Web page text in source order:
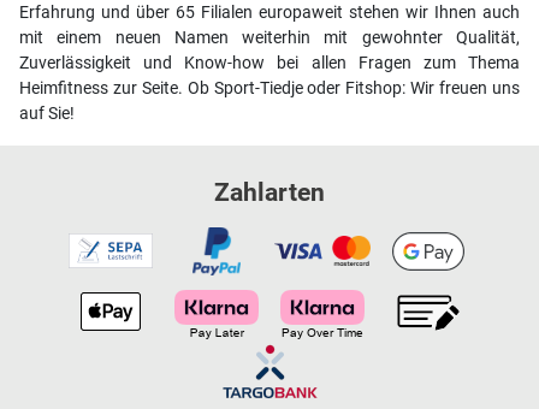
Erfahrung und über 65 Filialen europaweit stehen wir Ihnen auch
mit einem neuen Namen weiterhin mit gewohnter Qualität,
Zuverlässigkeit und Know-how bei allen Fragen zum Thema
Heimfitness zur Seite. Ob Sport-Tiedje oder Fitshop: Wir freuen uns
auf Sie!
Zahlarten